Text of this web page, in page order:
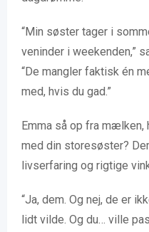
“Min søster tager i
veninder i weekenden,”
“De mangler faktisk én
med, hvis du gad.”
Emma så op fra mælken,
med din storesøster?
livserfaring og rigtige
“Ja, dem. Og nej, de er
lidt vilde. Og du… ville